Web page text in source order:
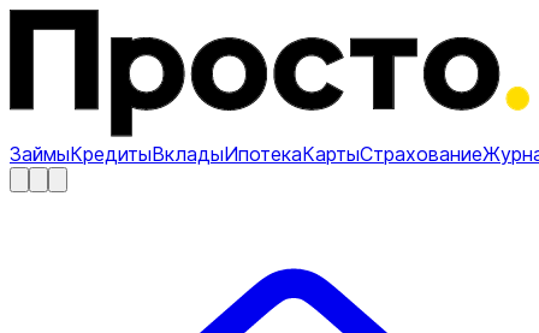
ЗаймыКредитыВкладыИпотекаКартыСтрахование